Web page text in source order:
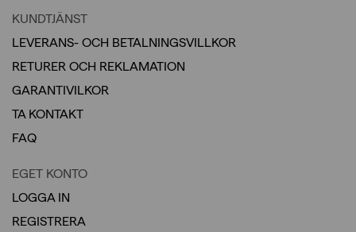
KUNDTJÄNST
LEVERANS- OCH BETALNINGSVILLKOR
RETURER OCH REKLAMATION
GARANTIVILKOR
TA KONTAKT
FAQ
EGET KONTO
LOGGA IN
REGISTRERA